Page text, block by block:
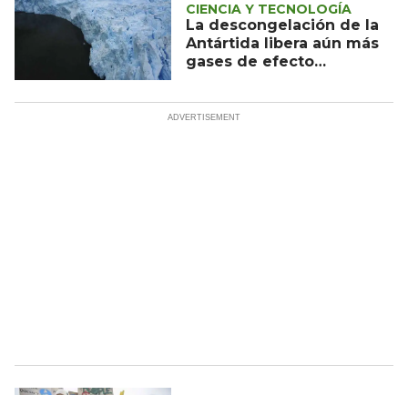
CIENCIA Y TECNOLOGÍA
La descongelación de la
Antártida libera aún más
gases de efecto